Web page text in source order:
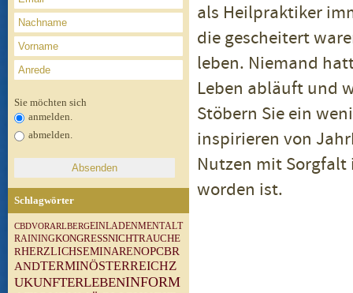
Sie möchten sich
anmelden.
abmelden.
Schlagwörter
CBDVORARLBERGEINLADENMENTALT
RAININGKONGRESSNICHTRAUCHE
RHERZLICHSEMINARENOPCBR
ANDTERMINÖSTERREICHZ
UKUNFTERLEBENINFORM
als Heilpraktiker
die gescheitert
leben. Niemand
Leben abläuft und
Stöbern Sie ein
inspirieren von
Nutzen mit
worden ist.